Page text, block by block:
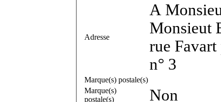
Adresse
A
Monsieut
rue
n° 3
Marque(s) postale(s)
Marque(s)
postale(s)
Non